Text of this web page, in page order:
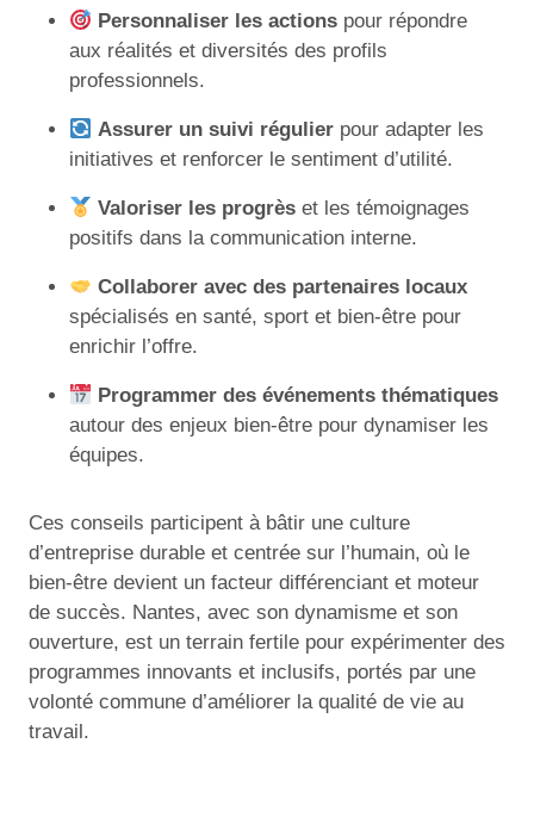
Personnaliser les actions pour répondre
aux réalités et diversités des profils
professionnels.
Assurer un suivi régulier pour adapter les
initiatives et renforcer le sentiment d’utilité.
Valoriser les progrès et les témoignages
positifs dans la communication interne.
Collaborer avec des partenaires locaux
spécialisés en santé, sport et bien-être pour
enrichir l’offre.
Programmer des événements thématiques
autour des enjeux bien-être pour dynamiser les
équipes.
Ces conseils participent à bâtir une culture
d’entreprise durable et centrée sur l’humain, où le
bien-être devient un facteur différenciant et moteur
de succès. Nantes, avec son dynamisme et son
ouverture, est un terrain fertile pour expérimenter des
programmes innovants et inclusifs, portés par une
volonté commune d’améliorer la qualité de vie au
travail.